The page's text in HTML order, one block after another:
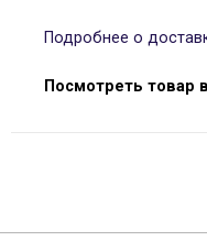
Подробнее о
Посмотреть товар